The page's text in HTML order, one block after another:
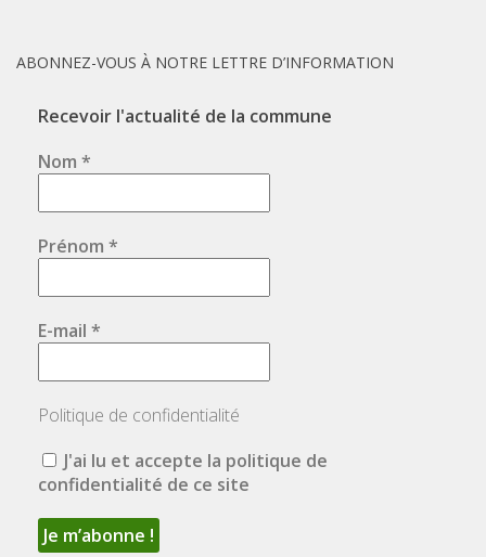
ABONNEZ-VOUS À NOTRE LETTRE D’INFORMATION
Recevoir l'actualité de la commune
Nom *
Prénom *
E-mail *
Politique de confidentialité
J'ai lu et accepte la politique de
confidentialité de ce site